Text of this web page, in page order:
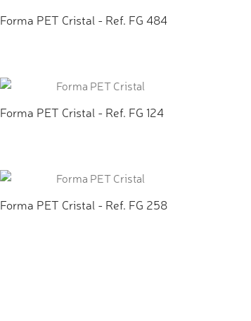
Forma PET Cristal - Ref. FG 484
Forma PET Cristal - Ref. FG 124
Forma PET Cristal - Ref. FG 258